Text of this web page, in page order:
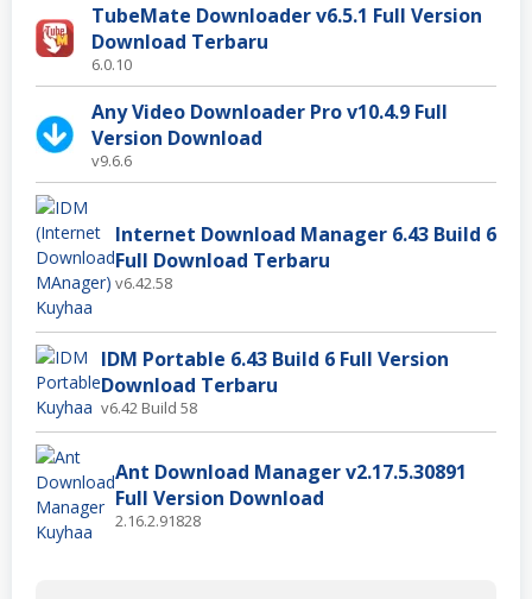
TubeMate Downloader v6.5.1 Full Version
Download Terbaru
6.0.10
Any Video Downloader Pro v10.4.9 Full
Version Download
v9.6.6
Internet Download Manager 6.43 Build 6
Full Download Terbaru
v6.42.58
IDM Portable 6.43 Build 6 Full Version
Download Terbaru
v6.42 Build 58
Ant Download Manager v2.17.5.30891
Full Version Download
2.16.2.91828